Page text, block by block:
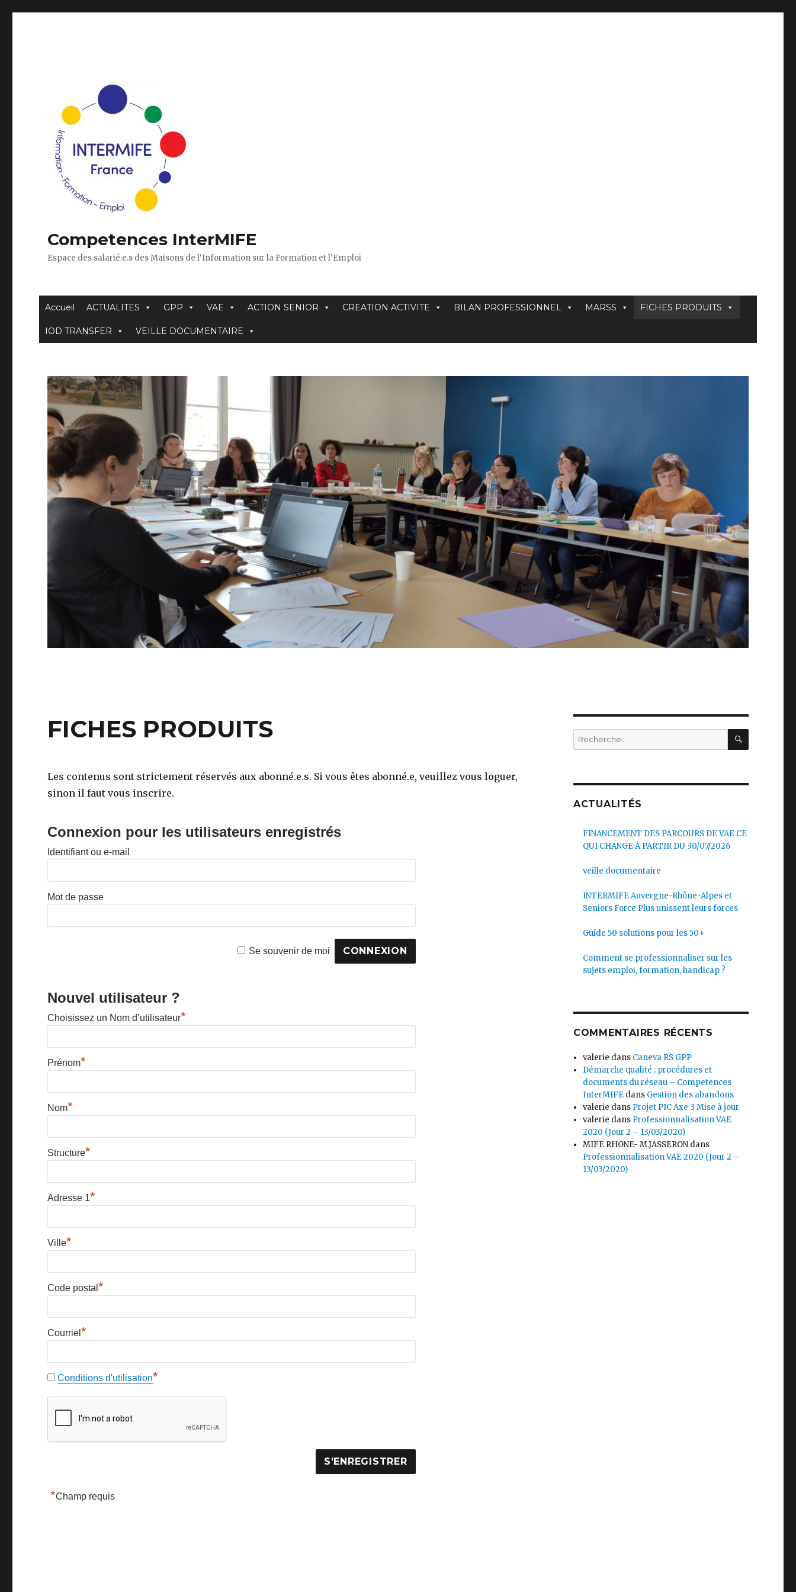
Competences InterMIFE
Espace des salarié.e.s des Maisons de l'Information sur la Formation et l'Emploi
Accueil ACTUALITES GPP VAE ACTION SENIOR CREATION ACTIVITE BILAN PROFESSIONNEL MARSS FICHES PRODUITS
IOD TRANSFER VEILLE DOCUMENTAIRE
FICHES PRODUITS
Les contenus sont strictement réservés aux abonné.e.s. Si vous êtes abonné.e, veuillez vous loguer,
sinon il faut vous inscrire.
Connexion pour les utilisateurs enregistrés
Identifiant ou e-mail
Mot de passe
Se souvenir de moi
Nouvel utilisateur ?
Choisissez un Nom d’utilisateur*
Prénom*
Nom*
Structure*
Adresse 1*
Ville*
Code postal*
Courriel*
Conditions d'utilisation*
*Champ requis
Recherche
pour :
ACTUALITÉS
FINANCEMENT DES PARCOURS DE VAE CE
QUI CHANGE À PARTIR DU 30/07/2026
veille documentaire
INTERMIFE Auvergne-Rhône-Alpes et
Seniors Force Plus unissent leurs forces
Guide 50 solutions pour les 50+
Comment se professionnaliser sur les
sujets emploi, formation, handicap ?
COMMENTAIRES RÉCENTS
valerie dans Caneva RS GPP
Démarche qualité : procédures et
documents du réseau – Competences
InterMIFE dans Gestion des abandons
valerie dans Projet PIC Axe 3 Mise à jour
valerie dans Professionnalisation VAE
2020 (Jour 2 – 13/03/2020)
MIFE RHONE- M.JASSERON dans
Professionnalisation VAE 2020 (Jour 2 –
13/03/2020)